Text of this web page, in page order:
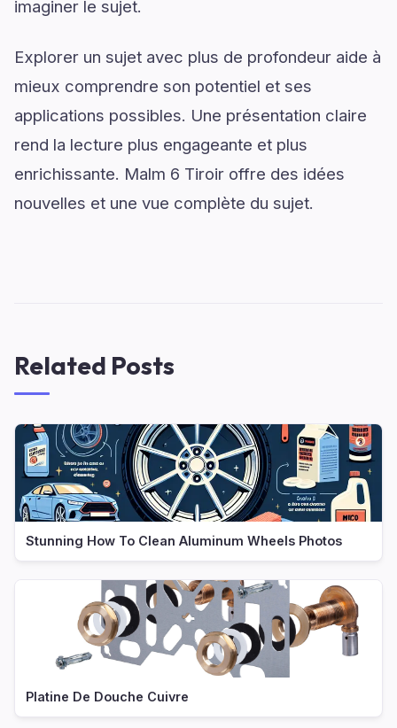
imaginer le sujet.
Explorer un sujet avec plus de profondeur aide à
mieux comprendre son potentiel et ses
applications possibles. Une présentation claire
rend la lecture plus engageante et plus
enrichissante. Malm 6 Tiroir offre des idées
nouvelles et une vue complète du sujet.
Related Posts
Stunning How To Clean Aluminum Wheels Photos
Platine De Douche Cuivre